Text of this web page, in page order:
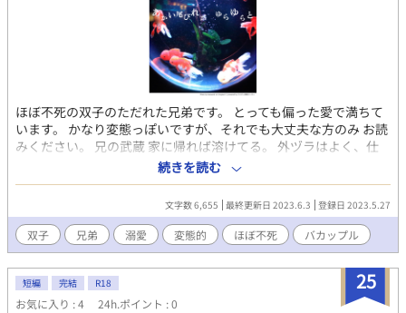
ほぼ不死の双子のただれた兄弟です。 とっても偏った愛で満ちて
います。 かなり変態っぽいですが、それでも大丈夫な方のみ お読
みください。 兄の武蔵 家に帰れば溶けてる。 外ヅラはよく、仕
事人間だけど 弟である、清瀬に精神的な 依存度がかなり高め。
ついつい、流されかけちゃう。 弟に等身大フィギュアを作られて
しまう。 弟の清瀬 腐男子。デザインの仕事と 農業をしながら生計
を立てて暮らす。 兄である武蔵を、深く愛しており その内、薄い
本を描きだしそう。 2人とも20代半ば。 双子という事になってい
るが 実際は年齢差がある事に 気づいていない（長年暗示にかけら
れている）ほぼ引きこもりのような 生活をしているが、家事も万
能。
続きを読む
文字数 6,655 最終更新日 2023.6.3 登録日 2023.5.27
双子 兄弟 溺愛 変態的 ほぼ不死 バカップル
25
短編 完結 R18
お気に入り : 4 24h.ポイント : 0